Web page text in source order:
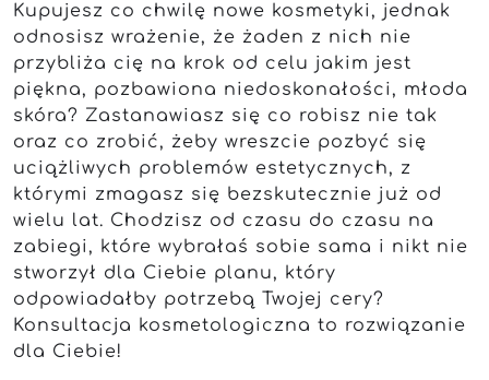
Kupujesz co chwilę nowe kosmetyki, jednak
odnosisz wrażenie, że żaden z nich nie
przybliża cię na krok od celu jakim jest
piękna, pozbawiona niedoskonałości, młoda
skóra? Zastanawiasz się co robisz nie tak
oraz co zrobić, żeby wreszcie pozbyć się
uciążliwych problemów estetycznych, z
którymi zmagasz się bezskutecznie już od
wielu lat. Chodzisz od czasu do czasu na
zabiegi, które wybrałaś sobie sama i nikt nie
stworzył dla Ciebie planu, który
odpowiadałby potrzebą Twojej cery?
Konsultacja kosmetologiczna to rozwiązanie
dla Ciebie!